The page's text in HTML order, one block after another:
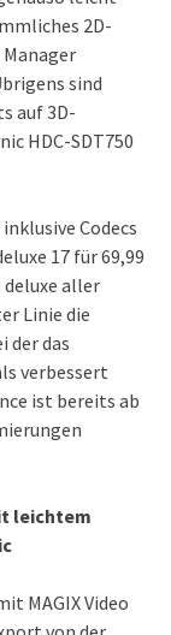
2D-
sind
auf 3D-
HDC-SDT750
Codecs
17 für 69,99
deluxe aller
Linie die
der das
verbessert
ist bereits ab
leichtem
MAGIX Video